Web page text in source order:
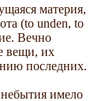
материя,
(to unden, to
Вечно
вещи, их
последних.
имело